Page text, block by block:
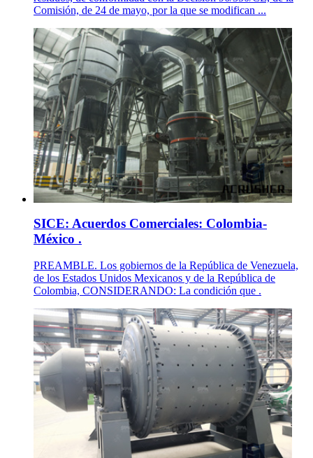
Comisión, de 24 de mayo, por la que se modifican ...
SICE: Acuerdos Comerciales: Colombia-
México .
PREAMBLE. Los gobiernos de la República de Venezuela,
de los Estados Unidos Mexicanos y de la República de
Colombia, CONSIDERANDO: La condición que .